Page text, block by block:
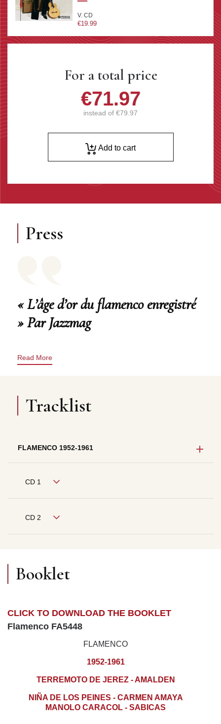
V. CD
€19.99
For a total price
€71.97
instead of €79.97
Add to cart
Press
« L’âge d’or du flamenco enregistré
» Par Jazzmag
Read More
Tracklist
FLAMENCO 1952-1961
CD 1
CD 2
Booklet
CLICK TO DOWNLOAD THE BOOKLET
Flamenco FA5448
FLAMENCO
1952-1961
TERREMOTO DE JEREZ - AMALDEN
NIÑA DE LOS PEINES - CARMEN AMAYA
MANOLO CARACOL - SABICAS